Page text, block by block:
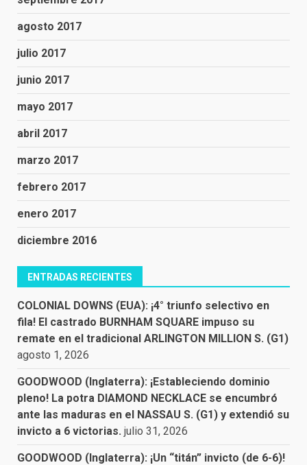
agosto 2017
julio 2017
junio 2017
mayo 2017
abril 2017
marzo 2017
febrero 2017
enero 2017
diciembre 2016
ENTRADAS RECIENTES
COLONIAL DOWNS (EUA): ¡4° triunfo selectivo en
fila! El castrado BURNHAM SQUARE impuso su
remate en el tradicional ARLINGTON MILLION S. (G1)
agosto 1, 2026
GOODWOOD (Inglaterra): ¡Estableciendo dominio
pleno! La potra DIAMOND NECKLACE se encumbró
ante las maduras en el NASSAU S. (G1) y extendió su
invicto a 6 victorias. julio 31, 2026
GOODWOOD (Inglaterra): ¡Un “titán” invicto (de 6-6)!